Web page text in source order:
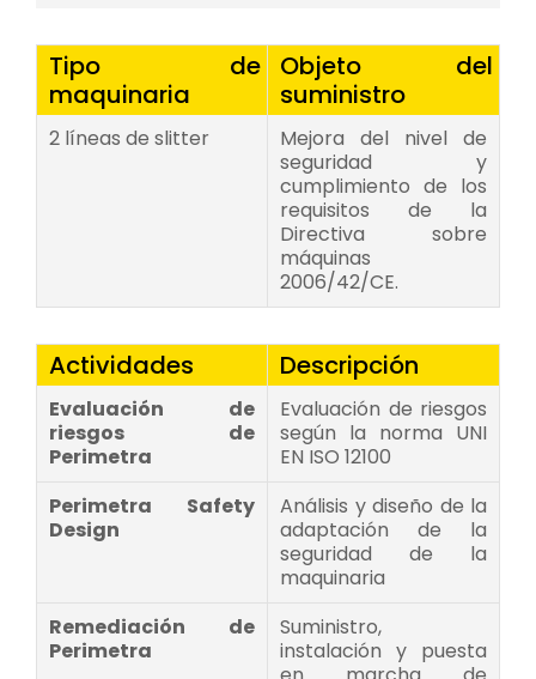
Tipo de
maquinaria
2 líneas de slitter
Objeto del
suministro
Mejora del nivel de
seguridad y
cumplimiento de los
requisitos de la
Directiva sobre
máquinas
2006/42/CE.
Actividades Descripción
Evaluación de
riesgos de
Perimetra
Evaluación de riesgos
según la norma UNI
EN ISO 12100
Perimetra Safety
Design
Análisis y diseño de la
adaptación de la
seguridad de la
maquinaria
Remediación de
Perimetra
Suministro,
instalación y puesta